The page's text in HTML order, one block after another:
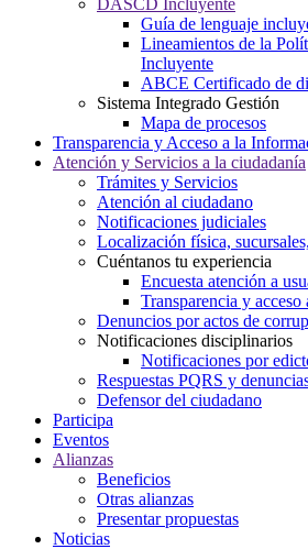
DASCD Incluyente
Guía de lenguaje
Lineamientos de la
Incluyente
ABCE Certificado de
Sistema Integrado Gestión
Mapa de procesos
Transparencia y Acceso a la
Atención y Servicios a la ciudadanía
Trámites y Servicios
Atención al ciudadano
Notificaciones judiciales
Localización física,
Cuéntanos tu experiencia
Encuesta atención a
Transparencia y
Denuncios por actos de
Notificaciones disciplinarios
Notificaciones por
Respuestas PQRS y
Defensor del ciudadano
Participa
Eventos
Alianzas
Beneficios
Otras alianzas
Presentar propuestas
Noticias